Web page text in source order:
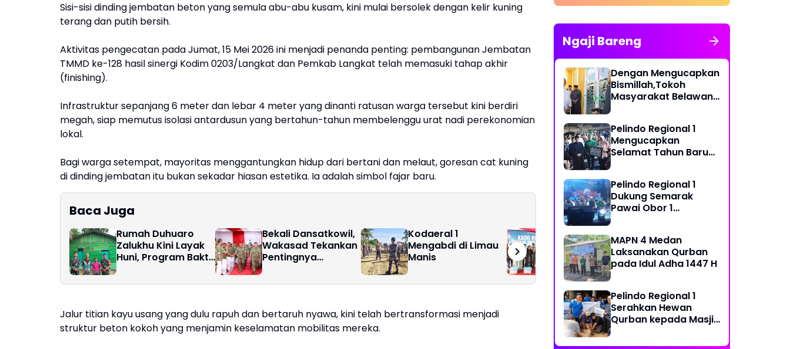
Sisi-sisi dinding jembatan beton yang semula abu-abu kusam, kini mulai bersolek dengan kelir kuning
terang dan putih bersih.
​Aktivitas pengecatan pada Jumat, 15 Mei 2026 ini menjadi penanda penting: pembangunan Jembatan
TMMD ke-128 hasil sinergi Kodim 0203/Langkat dan Pemkab Langkat telah memasuki tahap akhir
(finishing).
Infrastruktur sepanjang 6 meter dan lebar 4 meter yang dinanti ratusan warga tersebut kini berdiri
megah, siap memutus isolasi antardusun yang bertahun-tahun membelenggu urat nadi perekonomian
lokal.
​Bagi warga setempat, mayoritas menggantungkan hidup dari bertani dan melaut, goresan cat kuning
di dinding jembatan itu bukan sekadar hiasan estetika. Ia adalah simbol fajar baru.
Baca Juga
Rumah Duhuaro
Zalukhu Kini Layak
Huni, Program Bakti
Harapan Baru di
Bekali Dansatkowil,
Wakasad Tekankan
Pentingnya
Kodaeral 1
Mengabdi di Limau
Manis
Hari Hutan Nasional,
Korem
052/Wijayakrama
Tanam 2.000 Pohon
Sebagai "Kado
untuk Indonesia"
I/BB Kunjungi Yonif
TP 902/SPG, Tinjau
Jalur titian kayu usang yang dulu rapuh dan bertaruh nyawa, kini telah bertransformasi menjadi
struktur beton kokoh yang menjamin keselamatan mobilitas mereka.
Ngaji Bareng
Dengan Mengucapkan
Bismillah,Tokoh
Masyarakat Belawan,
Pelindo Regional 1
Mengucapkan
Selamat Tahun Baru
Pelindo Regional 1
Dukung Semarak
Pawai Obor 1
MAPN 4 Medan
Laksanakan Qurban
pada Idul Adha 1447 H
Pelindo Regional 1
Serahkan Hewan
Qurban kepada Masjid